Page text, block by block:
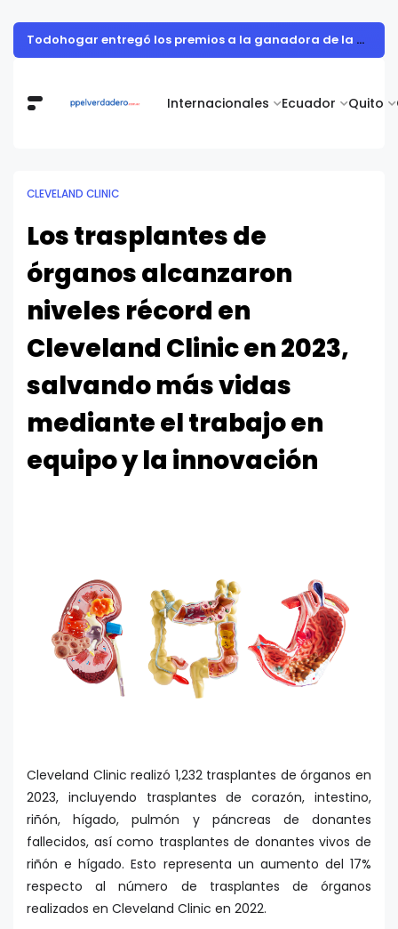
Internacionales Ecuador Quito
Todohogar entregó los premios a la ganadora de la campaña “Puertatlón Futbolero”
CLEVELAND CLINIC
Los trasplantes de
órganos alcanzaron
niveles récord en
Cleveland Clinic en 2023,
salvando más vidas
mediante el trabajo en
equipo y la innovación
Cleveland Clinic realizó 1,232 trasplantes de órganos en
2023, incluyendo trasplantes de corazón, intestino,
riñón, hígado, pulmón y páncreas de donantes
fallecidos, así como trasplantes de donantes vivos de
riñón e hígado. Esto representa un aumento del 17%
respecto al número de trasplantes de órganos
realizados en Cleveland Clinic en 2022.